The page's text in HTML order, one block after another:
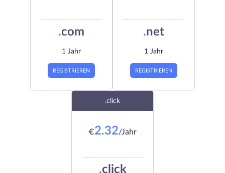
.com
1 Jahr
REGISTRIEREN
.net
1 Jahr
REGISTRIEREN
.click
€2.32/Jahr
.click